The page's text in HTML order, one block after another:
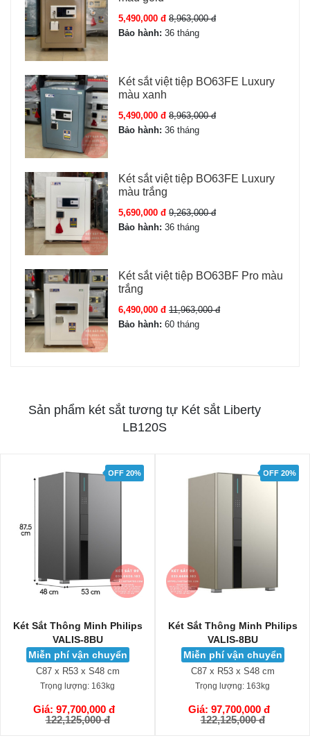
5,490,000 đ 8,963,000 đ
Bảo hành: 36 tháng
Két sắt việt tiệp BO63FE Luxury
màu xanh
5,490,000 đ 8,963,000 đ
Bảo hành: 36 tháng
Két sắt việt tiệp BO63FE Luxury
màu trắng
5,690,000 đ 9,263,000 đ
Bảo hành: 36 tháng
Két sắt việt tiệp BO63BF Pro màu
trắng
6,490,000 đ 11,963,000 đ
Bảo hành: 60 tháng
Sản phẩm két sắt tương tự Két sắt Liberty
LB120S
OFF 20%
Két Sắt Thông Minh Philips
VALIS-8BU
Miễn phí vận chuyển
C87 x R53 x S48 cm
Trọng lượng: 163kg
Giá: 97,700,000 đ
122,125,000 đ
GIỎ HÀNG
OFF 26%
Két sắt Liberty LB120S
Miễn phí vận chuyển
C120 x R60 x S50 cm
Trọng lượng:164kg
49,000,000 đ